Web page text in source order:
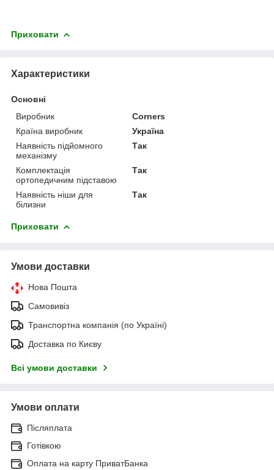
Приховати
Характеристики
Основні
Виробник
Corners
Країна виробник
Україна
Наявність підйомного
механізму
Так
Комплектація
ортопедичним підставою
Так
Наявність ніши для
білизни
Так
Приховати
Умови доставки
Нова Пошта
Самовивіз
Транспортна компанія (по Україні)
Доставка по Києву
Всі умови доставки
Умови оплати
Післяплата
Готівкою
Оплата на карту ПриватБанка